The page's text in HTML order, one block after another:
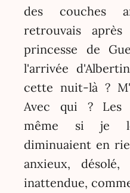
des couches
retrouvais
princesse de
l'arrivée
cette nuit-là ?
Avec qui ? Les
même si je
diminuaient en
anxieux,
inattendue,